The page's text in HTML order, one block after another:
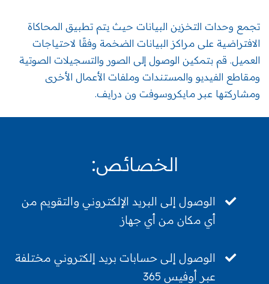
تجمع وحدات التخزين البيانات حيث يتم تطبيق المحاكاة
الافتراضية على مراكز البيانات الضخمة وفقًا لاحتياجات
العميل. قم بتمكين الوصول إلى الصور والتسجيلات الصوتية
ومقاطع الفيديو والمستندات وملفات الأعمال الأخرى
ومشاركتها عبر مايكروسوفت ون درايف.
الخصائص:
الوصول إلى البريد الإلكتروني والتقويم من
أي مكان من أي جهاز
الوصول إلى حسابات بريد إلكتروني مختلفة
عبر أوفيس 365